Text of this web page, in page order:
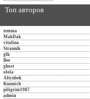
Топ авторов
temma
MakDak
vitalina
Strannik
glk
Bee
ghost
olola
Altynbek
Kuzmich
piligrim1987
admin